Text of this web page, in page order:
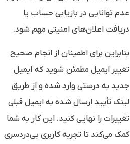
عدم توانایی در بازیابی حساب یا
دریافت اعلان‌های امنیتی مهم شود.
بنابراین برای اطمینان از انجام صحیح
تغییر ایمیل مطمئن شوید که ایمیل
جدید به درستی وارد شده و از طریق
لینک تأیید ارسال شده به ایمیل قبلی
تغییرات را نهایی کنید. این کار به شما
کمک می‌کند تا تجربه کاربری بی‌دردسری